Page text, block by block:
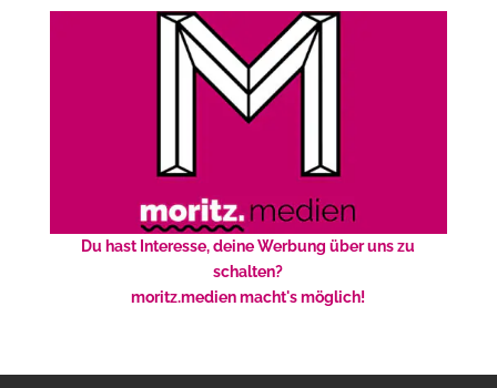
Du hast Interesse, deine Werbung über uns zu
schalten?
moritz.medien macht's möglich!